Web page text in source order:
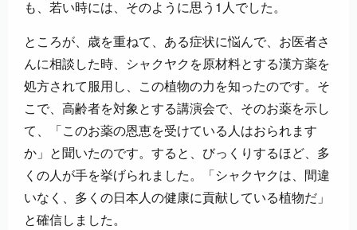
も、若い時には、そのように思う1人でした。
ところが、歳を重ねて、ある症状に悩んで、お医者さ
んに相談した時、シャクヤクを原材料とする漢方薬を
処方されて服用し、この植物の力を知ったのです。そ
こで、高齢者を対象とする講演会で、そのお薬を示し
て、「このお薬の恩恵を受けている人はおられます
か」と聞いたのです。すると、びっくりするほど、多
くの人が手を挙げられました。「シャクヤクは、間違
いなく、多くの日本人の健康に貢献している植物だ」
と確信しました。